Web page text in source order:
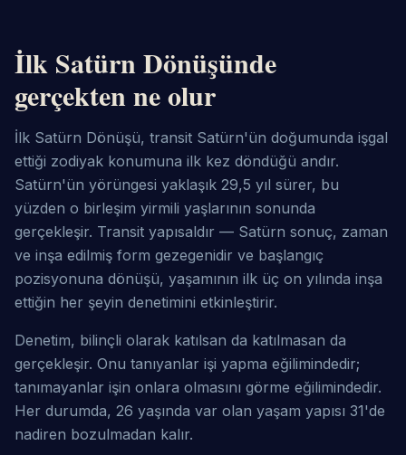
İlk Satürn Dönüşünde
gerçekten ne olur
İlk Satürn Dönüşü, transit Satürn'ün doğumunda işgal
ettiği zodiyak konumuna ilk kez döndüğü andır.
Satürn'ün yörüngesi yaklaşık 29,5 yıl sürer, bu
yüzden o birleşim yirmili yaşlarının sonunda
gerçekleşir. Transit yapısaldır — Satürn sonuç, zaman
ve inşa edilmiş form gezegenidir ve başlangıç
pozisyonuna dönüşü, yaşamının ilk üç on yılında inşa
ettiğin her şeyin denetimini etkinleştirir.
Denetim, bilinçli olarak katılsan da katılmasan da
gerçekleşir. Onu tanıyanlar işi yapma eğilimindedir;
tanımayanlar işin onlara olmasını görme eğilimindedir.
Her durumda, 26 yaşında var olan yaşam yapısı 31'de
nadiren bozulmadan kalır.